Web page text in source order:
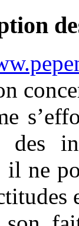
des
ne